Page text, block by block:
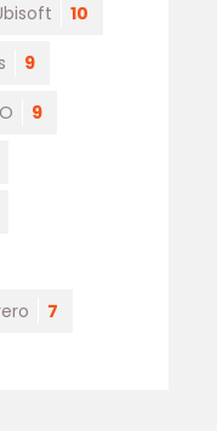
10
9
9
7